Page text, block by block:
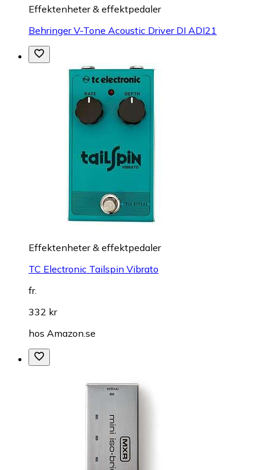
Effektenheter & effektpedaler
Behringer V-Tone Acoustic Driver DI ADI21
Effektenheter & effektpedaler
TC Electronic Tailspin Vibrato
fr.
332 kr
hos Amazon.se